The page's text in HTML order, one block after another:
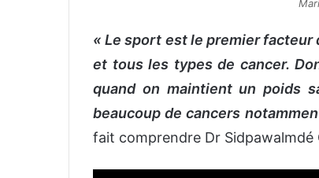
« Le sport est le premier facteur
et tous les types de cancer.
quand on maintient un poids
beaucoup de cancers
fait comprendre Dr